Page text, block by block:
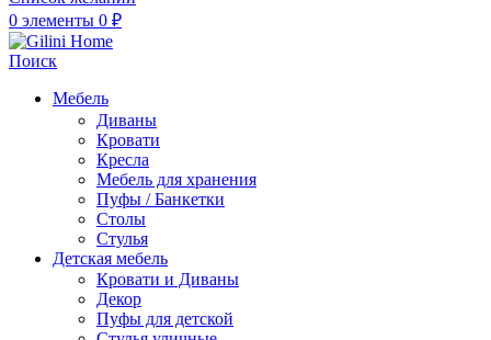
0 элементы 0 ₽
Поиск
Мебель
Диваны
Кровати
Кресла
Мебель для хранения
Пуфы / Банкетки
Столы
Стулья
Детская мебель
Кровати и Диваны
Декор
Пуфы для детской